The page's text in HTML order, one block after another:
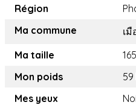
Région
Ma commune
เมื
Ma taille
Mon poids
59
Mes yeux